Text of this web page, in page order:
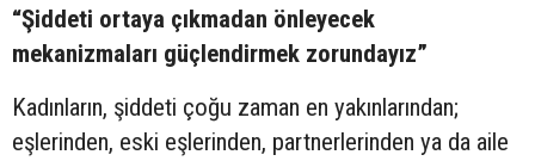
“Şiddeti ortaya çıkmadan önleyecek
mekanizmaları güçlendirmek zorundayız”
Kadınların, şiddeti çoğu zaman en yakınlarından;
eşlerinden, eski eşlerinden, partnerlerinden ya da aile